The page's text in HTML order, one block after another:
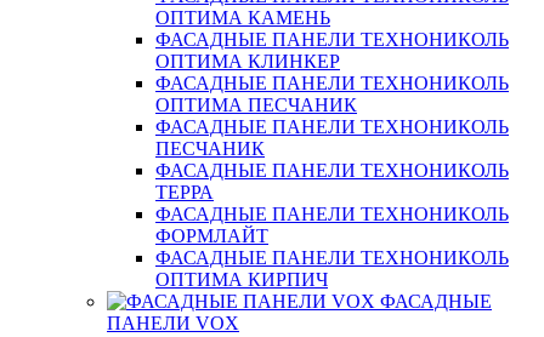
ОПТИМА КАМЕНЬ
ФАСАДНЫЕ ПАНЕЛИ ТЕХНОНИКОЛЬ
ОПТИМА КЛИНКЕР
ФАСАДНЫЕ ПАНЕЛИ ТЕХНОНИКОЛЬ
ОПТИМА ПЕСЧАНИК
ФАСАДНЫЕ ПАНЕЛИ ТЕХНОНИКОЛЬ
ПЕСЧАНИК
ФАСАДНЫЕ ПАНЕЛИ ТЕХНОНИКОЛЬ
ТЕРРА
ФАСАДНЫЕ ПАНЕЛИ ТЕХНОНИКОЛЬ
ФОРМЛАЙТ
ФАСАДНЫЕ ПАНЕЛИ ТЕХНОНИКОЛЬ
ОПТИМА КИРПИЧ
ФАСАДНЫЕ
ПАНЕЛИ VOX